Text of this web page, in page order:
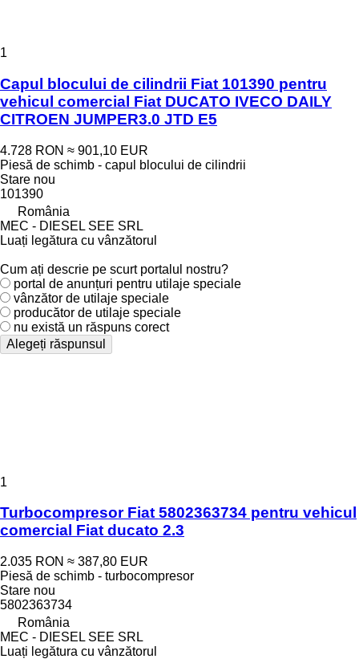
1
Capul blocului de cilindrii Fiat 101390 pentru
vehicul comercial Fiat DUCATO IVECO DAILY
CITROEN JUMPER3.0 JTD E5
4.728 RON ≈ 901,10 EUR
Piesă de schimb - capul blocului de cilindrii
Stare nou
101390
România
MEC - DIESEL SEE SRL
Luați legătura cu vânzătorul
Cum ați descrie pe scurt portalul nostru?
portal de anunțuri pentru utilaje speciale
vânzător de utilaje speciale
producător de utilaje speciale
nu există un răspuns corect
Alegeți răspunsul
1
Turbocompresor Fiat 5802363734 pentru vehicul
comercial Fiat ducato 2.3
2.035 RON ≈ 387,80 EUR
Piesă de schimb - turbocompresor
Stare nou
5802363734
România
MEC - DIESEL SEE SRL
Luați legătura cu vânzătorul